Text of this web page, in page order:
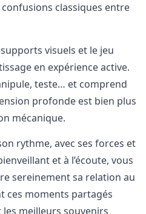
classiques entre
visuels et le jeu
en expérience active.
teste… et comprend
profonde est bien plus
mécanique.
rythme, avec ses forces et
et à l’écoute, vous
sereinement sa relation au
ces moments partagés
meilleurs souvenirs